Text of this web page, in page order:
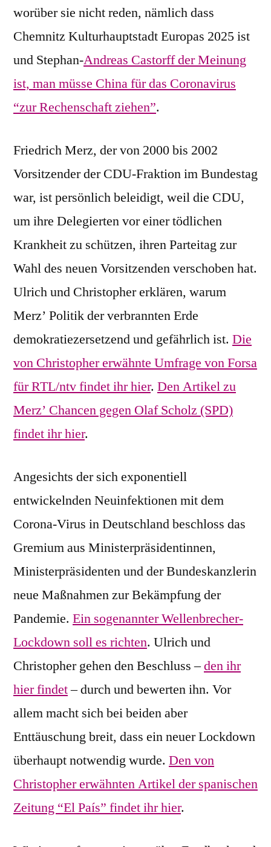
worüber sie nicht reden, nämlich dass
Chemnitz Kulturhauptstadt Europas 2025 ist
und Stephan-Andreas Castorff der Meinung
ist, man müsse China für das Coronavirus
“zur Rechenschaft ziehen”.
Friedrich Merz, der von 2000 bis 2002
Vorsitzender der CDU-Fraktion im Bundestag
war, ist persönlich beleidigt, weil die CDU,
um ihre Delegierten vor einer tödlichen
Krankheit zu schützen, ihren Parteitag zur
Wahl des neuen Vorsitzenden verschoben hat.
Ulrich und Christopher erklären, warum
Merz’ Politik der verbrannten Erde
demokratiezersetzend und gefährlich ist. Die
von Christopher erwähnte Umfrage von Forsa
für RTL/ntv findet ihr hier. Den Artikel zu
Merz’ Chancen gegen Olaf Scholz (SPD)
findet ihr hier.
Angesichts der sich exponentiell
entwickelnden Neuinfektionen mit dem
Corona-Virus in Deutschland beschloss das
Gremium aus Ministerpräsidentinnen,
Ministerpräsidenten und der Bundeskanzlerin
neue Maßnahmen zur Bekämpfung der
Pandemie. Ein sogenannter Wellenbrecher-
Lockdown soll es richten. Ulrich und
Christopher gehen den Beschluss –den ihr
hier findet– durch und bewerten ihn. Vor
allem macht sich bei beiden aber
Enttäuschung breit, dass ein neuer Lockdown
überhaupt notwendig wurde. Den von
Christopher erwähnten Artikel der spanischen
Zeitung “El País” findet ihr hier.